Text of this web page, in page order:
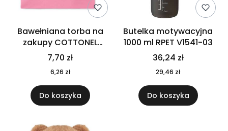
Bawełniana torba na
zakupy COTTONEL
COLOUR++ MO9846-11
7,70 zł
6,26 zł
Do koszyka
Butelka motywacyjna
1000 ml RPET V1541-03
36,24 zł
29,46 zł
Do koszyka